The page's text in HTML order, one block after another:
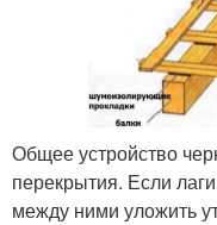
Общее устройство
перекрытия. Если
между ними уложить